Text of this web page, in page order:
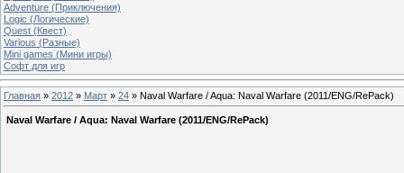
Adventure (Приключения)
Logic (Логические)
Quest (Квест)
Various (Разные)
Mini games (Мини игры)
Софт для игр
Главная » 2012 » Март » 24 » Naval Warfare / Aqua: Naval Warfare (2011/ENG/RePack)
Naval Warfare / Aqua: Naval Warfare (2011/ENG/RePack)